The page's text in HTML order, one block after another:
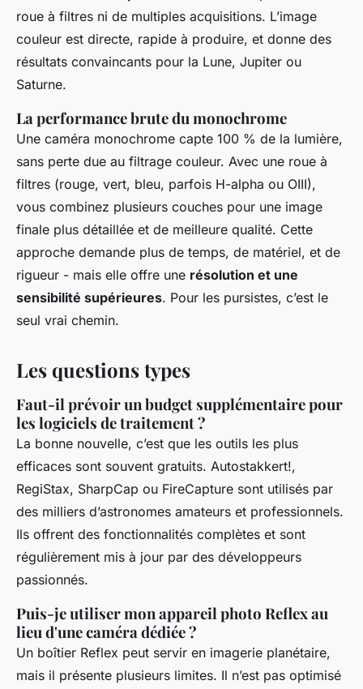
roue à filtres ni de multiples acquisitions. L’image
couleur est directe, rapide à produire, et donne des
résultats convaincants pour la Lune, Jupiter ou
Saturne.
La performance brute du monochrome
Une caméra monochrome capte 100 % de la lumière,
sans perte due au filtrage couleur. Avec une roue à
filtres (rouge, vert, bleu, parfois H-alpha ou OIII),
vous combinez plusieurs couches pour une image
finale plus détaillée et de meilleure qualité. Cette
approche demande plus de temps, de matériel, et de
rigueur - mais elle offre une résolution et une
sensibilité supérieures. Pour les pursistes, c’est le
seul vrai chemin.
Les questions types
Faut-il prévoir un budget supplémentaire pour
les logiciels de traitement ?
La bonne nouvelle, c’est que les outils les plus
efficaces sont souvent gratuits. Autostakkert!,
RegiStax, SharpCap ou FireCapture sont utilisés par
des milliers d’astronomes amateurs et professionnels.
Ils offrent des fonctionnalités complètes et sont
régulièrement mis à jour par des développeurs
passionnés.
Puis-je utiliser mon appareil photo Reflex au
lieu d'une caméra dédiée ?
Un boîtier Reflex peut servir en imagerie planétaire,
mais il présente plusieurs limites. Il n’est pas optimisé